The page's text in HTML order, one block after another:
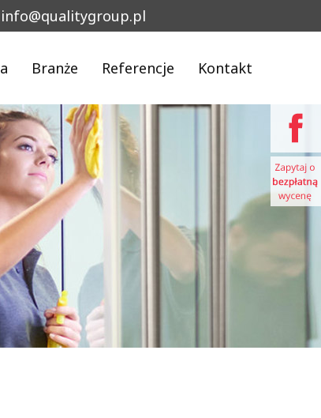
info@qualitygroup.pl
Branże Referencje Kontakt